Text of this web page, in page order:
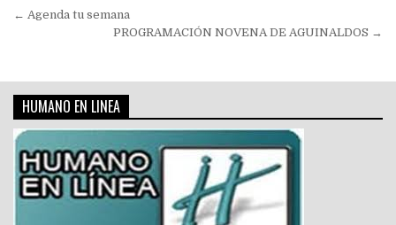
Navegación
← Agenda tu semana
PROGRAMACIÓN NOVENA DE AGUINALDOS →
HUMANO EN LINEA